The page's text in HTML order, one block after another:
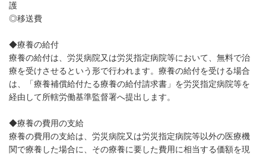
護
◎移送費
◆療養の給付
療養の給付は、労災病院又は労災指定病院等において、無料で治
療を受けさせるという形で行われます。療養の給付を受ける場合
は、「療養補償給付たる療養の給付請求書」を労災指定病院等を
経由して所轄労働基準監督署へ提出します。
◆療養の費用の支給
療養の費用の支給は、労災病院又は労災指定病院等以外の医療機
関で療養した場合に、その療養に要した費用に相当する価額を現